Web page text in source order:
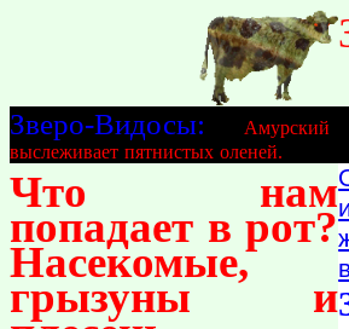
Зверо-Видосы:
выслеживает пятнистых оленей.
Что нам
попадает в рот?
Насекомые,
грызуны и